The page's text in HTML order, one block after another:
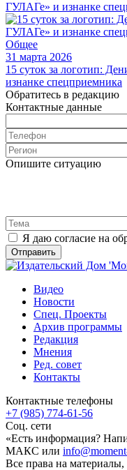
Общее
31 марта 2026
15 суток за логотип:
изнанке спецприемника
Обратитесь в редакцию
Контактные данные
Опишите ситуацию
Я даю согласие на
Видео
Новости
Спец. Проекты
Архив программы
Редакция
Мнения
Ред. совет
Контакты
Контактные телефоны
+7 (985) 774-61-56
Соц. сети
«Есть информация?
МАКС или
Все права на